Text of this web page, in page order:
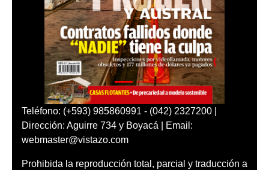
Teléfono: (+593) 985860991 - (042) 2327200 |
Dirección: Aguirre 734 y Boyacá | Email:
webmaster@vistazo.com
Prohibida la reproducción total, parcial y traducción a